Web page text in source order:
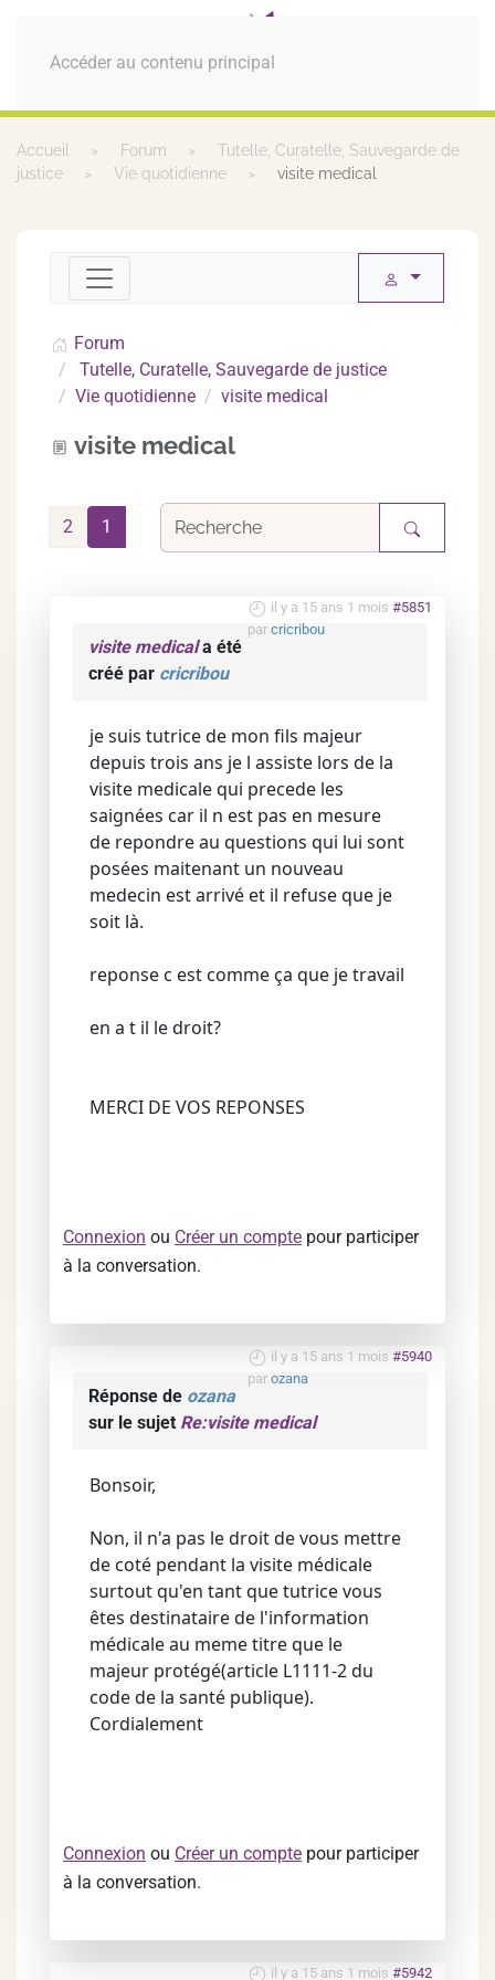
Accéder au contenu principal
MENU
Accueil Forum
Tutelle, Curatelle, Sauvegarde de
justice
Vie quotidienne visite medical
Forum
Tutelle, Curatelle, Sauvegarde de justice
Vie quotidienne
visite medical
visite medical
1
2
il y a 15 ans 1 mois #5851
par cricribou
visite medicala été
créé par cricribou
je suis tutrice de mon fils majeur
depuis trois ans je l assiste lors de la
visite medicale qui precede les
saignées car il n est pas en mesure
de repondre au questions qui lui sont
posées maitenant un nouveau
medecin est arrivé et il refuse que je
soit là.
reponse c est comme ça que je travail
en a t il le droit?
MERCI DE VOS REPONSES
Connexion ou Créer un compte pour participer
à la conversation.
il y a 15 ans 1 mois #5940
par ozana
Réponse de ozana
sur le sujet Re:visite medical
Bonsoir,
Non, il n'a pas le droit de vous mettre
de coté pendant la visite médicale
surtout qu'en tant que tutrice vous
êtes destinataire de l'information
médicale au meme titre que le
majeur protégé(article L1111-2 du
code de la santé publique).
Cordialement
Connexion ou Créer un compte pour participer
à la conversation.
il y a 15 ans 1 mois #5942